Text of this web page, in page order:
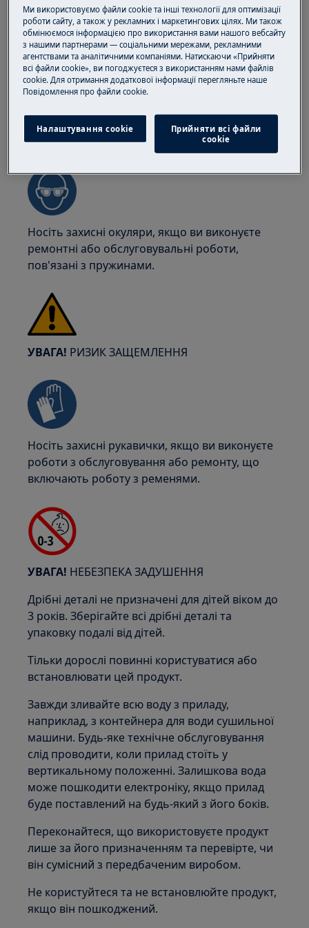
Завжди використовуйте захисні рукавички та
взуття. Носіть захисні рукавички, щоб
уникнути порізів від гострих країв.
УВАГА!РИЗИК ТРАВМУВАННЯ ОЧЕЙ
Носіть захисні окуляри, якщо ви виконуєте
ремонтні або обслуговувальні роботи,
пов'язані з пружинами.
УВАГА! РИЗИК ЗАЩЕМЛЕННЯ
Носіть захисні рукавички, якщо ви виконуєте
роботи з обслуговування або ремонту, що
включають роботу з ременями.
УВАГА! НЕБЕЗПЕКА ЗАДУШЕННЯ
Дрібні деталі не призначені для дітей віком до
3 років. Зберігайте всі дрібні деталі та
упаковку подалі від дітей.
Тільки дорослі повинні користуватися або
встановлювати цей продукт.
Завжди зливайте всю воду з приладу,
наприклад, з контейнера для води сушильної
машини. Будь-яке технічне обслуговування
слід проводити, коли прилад стоїть у
вертикальному положенні. Залишкова вода
може пошкодити електроніку, якщо прилад
буде поставлений на будь-який з його боків.
Переконайтеся, що використовуєте продукт
лише за його призначенням та перевірте, чи
він сумісний з передбаченим виробом.
Не користуйтеся та не встановлюйте продукт,
якщо він пошкоджений.
Ми використовуємо файли cookie та інші технології для оптимізації
роботи сайту, а також у рекламних і маркетингових цілях. Ми також
обмінюємося інформацією про використання вами нашого вебсайту
з нашими партнерами — соціальними мережами, рекламними
агентствами та аналітичними компаніями. Натискаючи «Прийняти
всі файли cookie», ви погоджуєтеся з використанням нами файлів
cookie. Для отримання додаткової інформації перегляньте наше
Пoвідомлення прo файли cookie.
Налаштування cookie
Прийняти всі файли
сookie